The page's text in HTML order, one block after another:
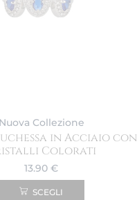
Nuova Collezione
in Acciaio con
Colorati
13.90 €
SCEGLI